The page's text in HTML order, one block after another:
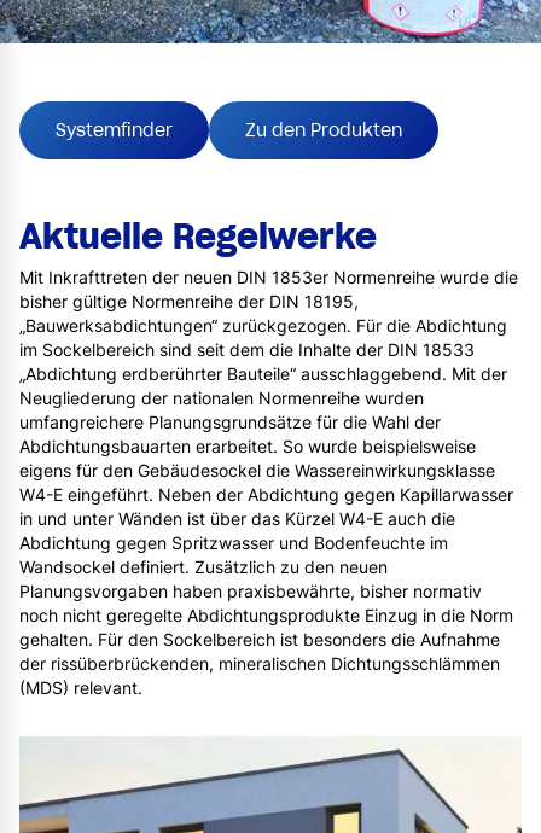
Systemfinder Zu den Produkten
Aktuelle Regelwerke
Mit Inkrafttreten der neuen DIN 1853er Normenreihe wurde die
bisher gültige Normenreihe der DIN 18195,
„Bauwerksabdichtungen“ zurückgezogen. Für die Abdichtung
im Sockelbereich sind seit dem die Inhalte der DIN 18533
„Abdichtung erdberührter Bauteile“ ausschlaggebend. Mit der
Neugliederung der nationalen Normenreihe wurden
umfangreichere Planungsgrundsätze für die Wahl der
Abdichtungsbauarten erarbeitet. So wurde beispielsweise
eigens für den Gebäudesockel die Wassereinwirkungsklasse
W4-E eingeführt. Neben der Abdichtung gegen Kapillarwasser
in und unter Wänden ist über das Kürzel W4-E auch die
Abdichtung gegen Spritzwasser und Bodenfeuchte im
Wandsockel definiert. Zusätzlich zu den neuen
Planungsvorgaben haben praxisbewährte, bisher normativ
noch nicht geregelte Abdichtungsprodukte Einzug in die Norm
gehalten. Für den Sockelbereich ist besonders die Aufnahme
der rissüberbrückenden, mineralischen Dichtungsschlämmen
(MDS) relevant.